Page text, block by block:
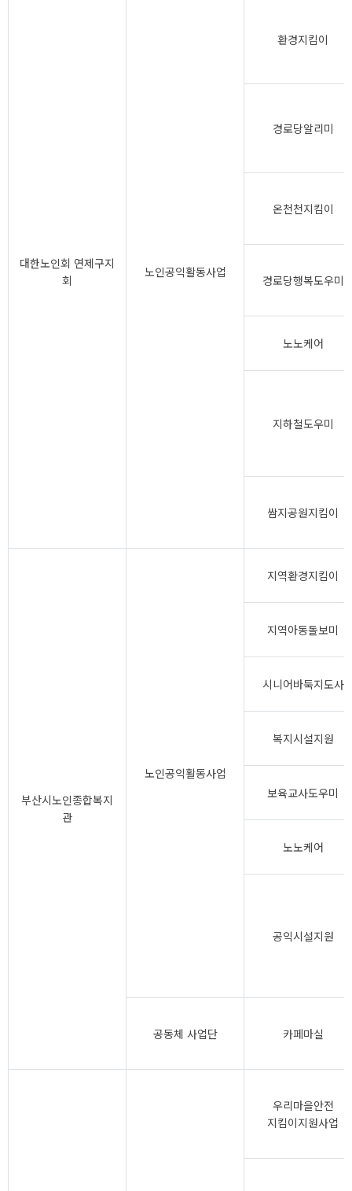
대한노인회 연제구지
회
노인공익활동사업
환경지킴이
경로당알리미
온천천지킴이
경로당행복도우미
노노케어
지하철도우미
쌈지공원지킴이
부산시노인종합복지
관
노인공익활동사업
지역환경지킴이
지역아동돌보미
시니어바둑지도사
복지시설지원
보육교사도우미
노노케어
공익시설지원
공동체 사업단 카페마실
우리마을안전
지킴이지원사업